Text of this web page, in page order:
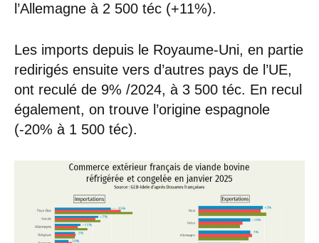
l’Allemagne à 2 500 téc (+11%).
Les imports depuis le Royaume-Uni, en partie
redirigés ensuite vers d’autres pays de l’UE,
ont reculé de 9% /2024, à 3 500 téc. En recul
également, on trouve l’origine espagnole
(-20% à 1 500 téc).